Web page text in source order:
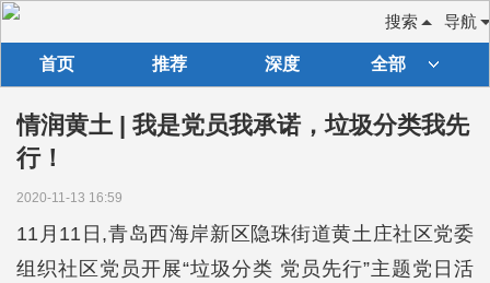
导航
搜索
首页 推荐 深度 全部
情润黄土 | 我是党员我承诺，垃圾分类我先
行！
2020-11-13 16:59
11月11日,青岛西海岸新区隐珠街道黄土庄社区党委
组织社区党员开展“垃圾分类 党员先行”主题党日活